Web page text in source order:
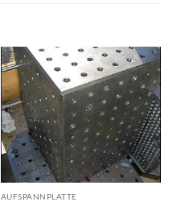
AUFSPANNPLATTE